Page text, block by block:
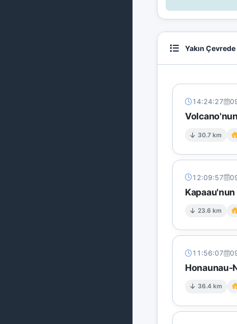
Yakın
14:24:27
30.7 km
12:09:57
23.6 km
11:56:07
Honaunau-
36.4 km